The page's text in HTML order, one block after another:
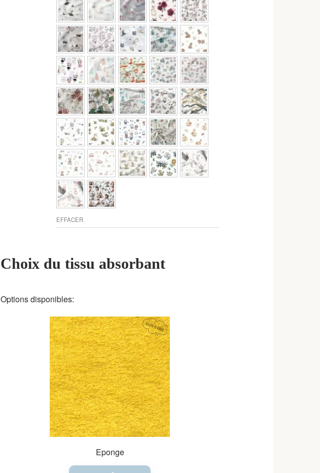
EFFACER
Choix du tissu absorbant
Options disponibles:
Eponge